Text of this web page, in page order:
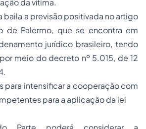
da vítima.
baila a previsão positivada no artigo
de Palermo, que se encontra em
jurídico brasileiro, tendo
meio do decreto nº 5.015, de 12
para intensificar a cooperação com
para a aplicação da lei